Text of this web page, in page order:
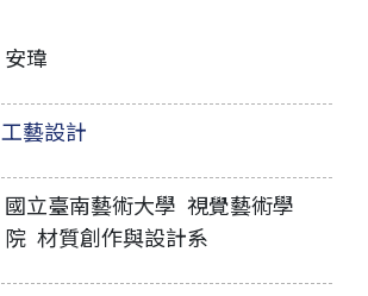
安瑋
工藝設計
國立臺南藝術大學 視覺藝術學
院 材質創作與設計系